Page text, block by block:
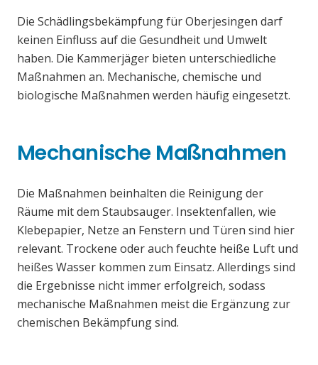
Die Schädlingsbekämpfung für Oberjesingen darf
keinen Einfluss auf die Gesundheit und Umwelt
haben. Die Kammerjäger bieten unterschiedliche
Maßnahmen an. Mechanische, chemische und
biologische Maßnahmen werden häufig eingesetzt.
Mechanische Maßnahmen
Die Maßnahmen beinhalten die Reinigung der
Räume mit dem Staubsauger. Insektenfallen, wie
Klebepapier, Netze an Fenstern und Türen sind hier
relevant. Trockene oder auch feuchte heiße Luft und
heißes Wasser kommen zum Einsatz. Allerdings sind
die Ergebnisse nicht immer erfolgreich, sodass
mechanische Maßnahmen meist die Ergänzung zur
chemischen Bekämpfung sind.